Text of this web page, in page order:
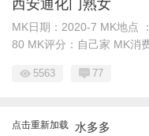
西安通化门熟女
MK日期：2020-7 MK地点
80 MK评分：自己家 MK消
5563 77
点击重新加载 水多多